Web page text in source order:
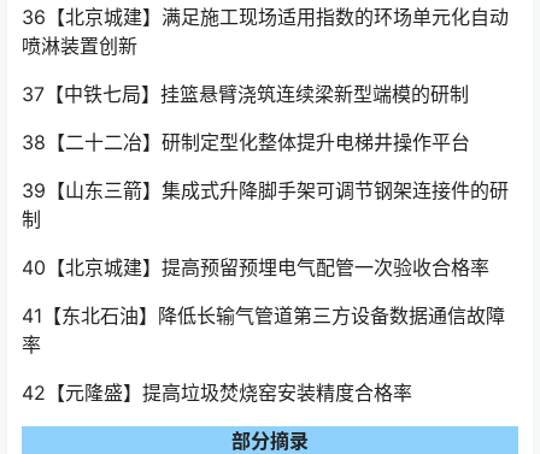
36【北京城建】满足施工现场适用指数的环场单元化自动
喷淋装置创新
37【中铁七局】挂篮悬臂浇筑连续梁新型端模的研制
38【二十二冶】研制定型化整体提升电梯井操作平台
39【山东三箭】集成式升降脚手架可调节钢架连接件的研
制
40【北京城建】提高预留预埋电气配管一次验收合格率
41【东北石油】降低长输气管道第三方设备数据通信故障
率
42【元隆盛】提高垃圾焚烧窑安装精度合格率
部分摘录